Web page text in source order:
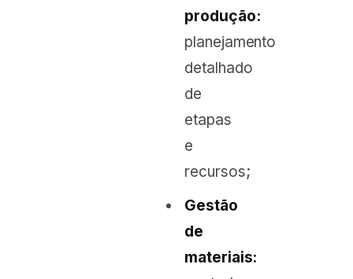
produção:
planejamento
detalhado
de
etapas
e
recursos;
Gestão
de
materiais: